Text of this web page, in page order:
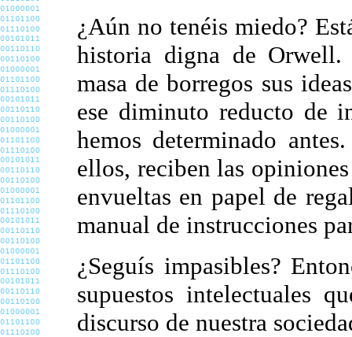
¿Aún no tenéis miedo?
historia digna de Orwell.
masa de borregos sus
ese diminuto reducto de
hemos determinado
ellos, reciben las
envueltas en papel de
manual de instrucciones
¿Seguís impasibles?
supuestos intelectuales
discurso de nuestra